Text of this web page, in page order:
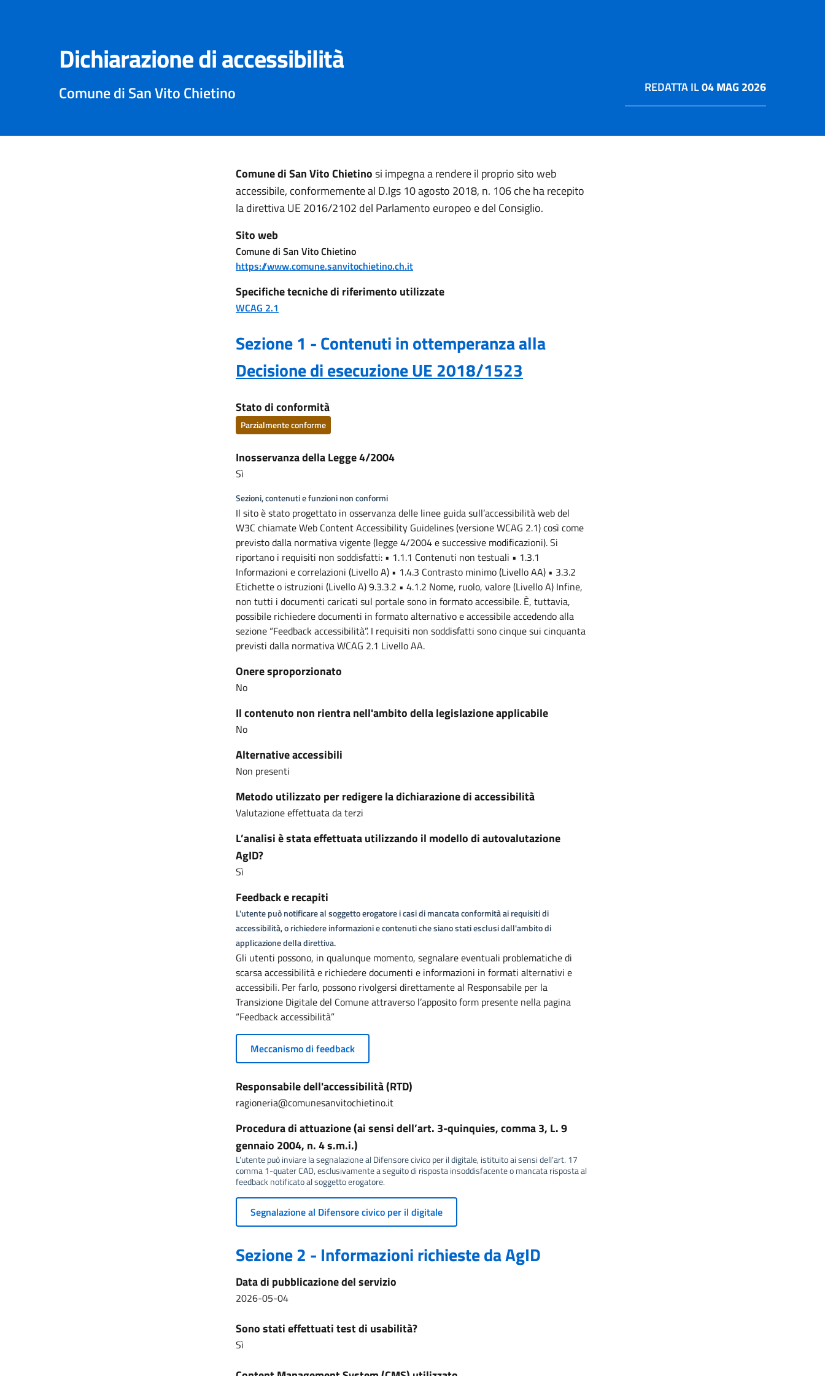
Dichiarazione di accessibilità
Comune di San Vito Chietino REDATTA IL04 MAG 2026
Comune di San Vito Chietinosi impegna a rendere il proprio sito web
accessibile, conformemente al D.lgs 10 agosto 2018, n. 106 che ha recepito
la direttiva UE 2016/2102 del Parlamento europeo e del Consiglio.
Sito web
Comune di San Vito Chietino
https://www.comune.sanvitochietino.ch.it
Specifiche tecniche di riferimento utilizzate
WCAG 2.1
Sezione 1 - Contenuti in ottemperanza alla
Decisione di esecuzione UE 2018/1523
Stato di conformità
Parzialmente conforme
Inosservanza della Legge 4/2004
Sì
Sezioni, contenuti e funzioni non conformi
Il sito è stato progettato in osservanza delle linee guida sull’accessibilità web del
W3C chiamate Web Content Accessibility Guidelines (versione WCAG 2.1) così come
previsto dalla normativa vigente (legge 4/2004 e successive modificazioni). Si
riportano i requisiti non soddisfatti: • 1.1.1 Contenuti non testuali • 1.3.1
Informazioni e correlazioni (Livello A) • 1.4.3 Contrasto minimo (Livello AA) • 3.3.2
Etichette o istruzioni (Livello A) 9.3.3.2 • 4.1.2 Nome, ruolo, valore (Livello A) Infine,
non tutti i documenti caricati sul portale sono in formato accessibile. È, tuttavia,
possibile richiedere documenti in formato alternativo e accessibile accedendo alla
sezione “Feedback accessibilità”. I requisiti non soddisfatti sono cinque sui cinquanta
previsti dalla normativa WCAG 2.1 Livello AA.
Onere sproporzionato
No
Il contenuto non rientra nell'ambito della legislazione applicabile
No
Alternative accessibili
Non presenti
Metodo utilizzato per redigere la dichiarazione di accessibilità
Valutazione effettuata da terzi
L’analisi è stata effettuata utilizzando il modello di autovalutazione
AgID?
Sì
Feedback e recapiti
L'utente può notificare al soggetto erogatore i casi di mancata conformità ai requisiti di
accessibilità, o richiedere informazioni e contenuti che siano stati esclusi dall'ambito di
applicazione della direttiva.
Gli utenti possono, in qualunque momento, segnalare eventuali problematiche di
scarsa accessibilità e richiedere documenti e informazioni in formati alternativi e
accessibili. Per farlo, possono rivolgersi direttamente al Responsabile per la
Transizione Digitale del Comune attraverso l’apposito form presente nella pagina
“Feedback accessibilità”
Meccanismo di feedback
Responsabile dell'accessibilità (RTD)
ragioneria@comunesanvitochietino.it
Procedura di attuazione (ai sensi dell’art. 3-quinquies, comma 3, L. 9
gennaio 2004, n. 4 s.m.i.)
L’utente può inviare la segnalazione al Difensore civico per il digitale, istituito ai sensi dell’art. 17
comma 1-quater CAD, esclusivamente a seguito di risposta insoddisfacente o mancata risposta al
feedback notificato al soggetto erogatore.
Segnalazione al Difensore civico per il digitale
Sezione 2 - Informazioni richieste da AgID
Data di pubblicazione del servizio
2026-05-04
Sono stati effettuati test di usabilità?
Sì